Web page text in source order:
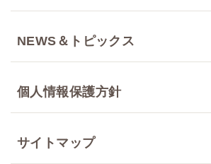
NEWS＆トピックス
個人情報保護方針
サイトマップ